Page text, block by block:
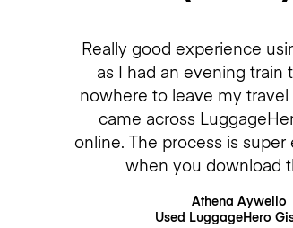
Really good experience
as I had an evening train
nowhere to leave my
came across
online. The process is
when you download
Athena Aywello
Used LuggageHero